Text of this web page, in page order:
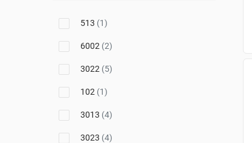
513 (1)
6002 (2)
3022 (5)
102 (1)
3013 (4)
3023 (4)